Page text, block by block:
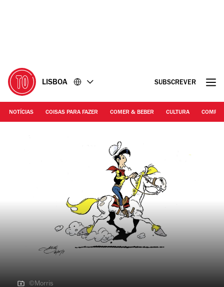
LISBOA SUBSCREVER
NOTÍCIAS COISAS PARA FAZER COMER & BEBER CULTURA
©Morris